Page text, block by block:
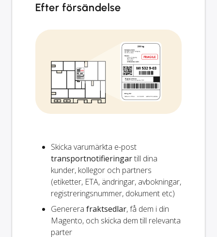
Efter försändelse
Skicka varumärkta e-post
transportnotifieringartill dina
kunder, kollegor och partners
(etiketter, ETA, ändringar, avbokningar,
registreringsnummer, dokument etc)
Generera fraktsedlar, få dem i din
Magento, och skicka dem till relevanta
parter